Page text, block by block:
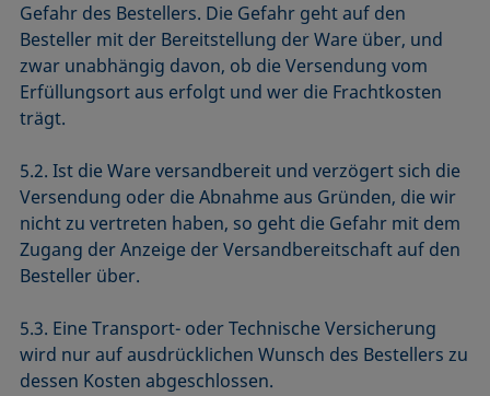
Gefahr des Bestellers. Die Gefahr geht auf den
Besteller mit der Bereitstellung der Ware über, und
zwar unabhängig davon, ob die Versendung vom
Erfüllungsort aus erfolgt und wer die Frachtkosten
trägt.
5.2. Ist die Ware versandbereit und verzögert sich die
Versendung oder die Abnahme aus Gründen, die wir
nicht zu vertreten haben, so geht die Gefahr mit dem
Zugang der Anzeige der Versandbereitschaft auf den
Besteller über.
5.3. Eine Transport- oder Technische Versicherung
wird nur auf ausdrücklichen Wunsch des Bestellers zu
dessen Kosten abgeschlossen.